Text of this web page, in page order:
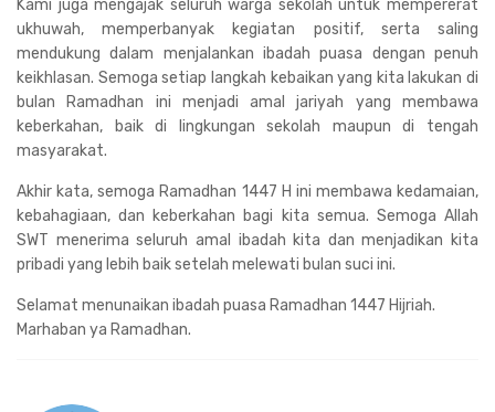
Kami juga mengajak seluruh warga sekolah untuk mempererat
ukhuwah, memperbanyak kegiatan positif, serta saling
mendukung dalam menjalankan ibadah puasa dengan penuh
keikhlasan. Semoga setiap langkah kebaikan yang kita lakukan di
bulan Ramadhan ini menjadi amal jariyah yang membawa
keberkahan, baik di lingkungan sekolah maupun di tengah
masyarakat.
Akhir kata, semoga Ramadhan 1447 H ini membawa kedamaian,
kebahagiaan, dan keberkahan bagi kita semua. Semoga Allah
SWT menerima seluruh amal ibadah kita dan menjadikan kita
pribadi yang lebih baik setelah melewati bulan suci ini.
Selamat menunaikan ibadah puasa Ramadhan 1447 Hijriah.
Marhaban ya Ramadhan.